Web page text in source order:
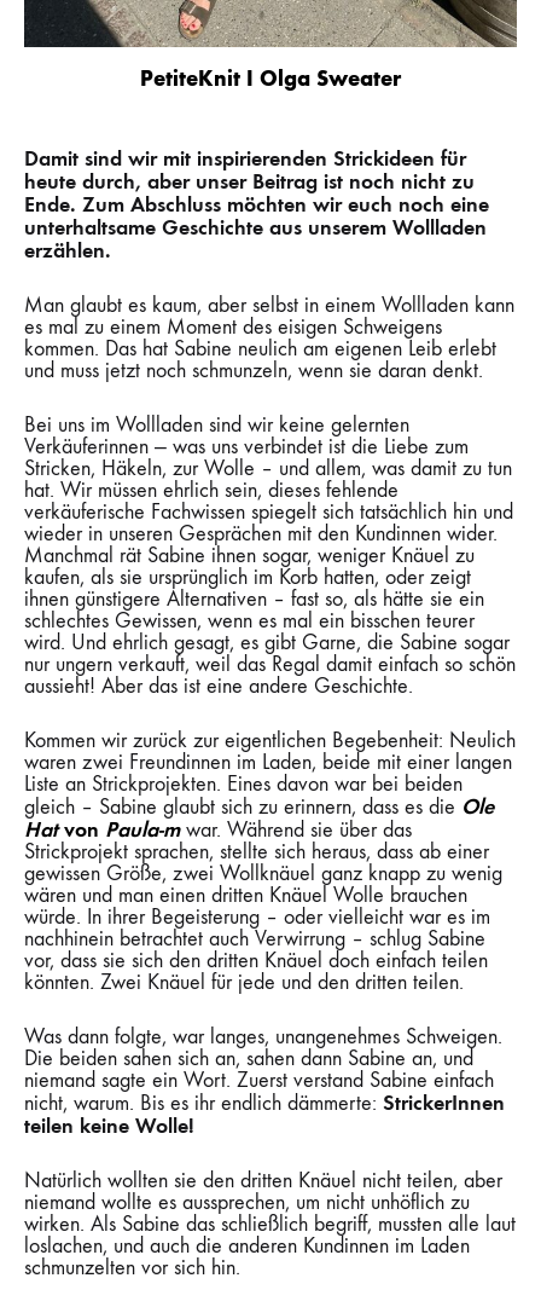
PetiteKnit I Olga Sweater
Damit sind wir mit inspirierenden Strickideen für
heute durch, aber unser Beitrag ist noch nicht zu
Ende. Zum Abschluss möchten wir euch noch eine
unterhaltsame Geschichte aus unserem Wollladen
erzählen.
Man glaubt es kaum, aber selbst in einem Wollladen kann
es mal zu einem Moment des eisigen Schweigens
kommen. Das hat Sabine neulich am eigenen Leib erlebt
und muss jetzt noch schmunzeln, wenn sie daran denkt.
Bei uns im Wollladen sind wir keine gelernten
Verkäuferinnen — was uns verbindet ist die Liebe zum
Stricken, Häkeln, zur Wolle – und allem, was damit zu tun
hat. Wir müssen ehrlich sein, dieses fehlende
verkäuferische Fachwissen spiegelt sich tatsächlich hin und
wieder in unseren Gesprächen mit den Kundinnen wider.
Manchmal rät Sabine ihnen sogar, weniger Knäuel zu
kaufen, als sie ursprünglich im Korb hatten, oder zeigt
ihnen günstigere Alternativen – fast so, als hätte sie ein
schlechtes Gewissen, wenn es mal ein bisschen teurer
wird. Und ehrlich gesagt, es gibt Garne, die Sabine sogar
nur ungern verkauft, weil das Regal damit einfach so schön
aussieht! Aber das ist eine andere Geschichte.
Kommen wir zurück zur eigentlichen Begebenheit: Neulich
waren zwei Freundinnen im Laden, beide mit einer langen
Liste an Strickprojekten. Eines davon war bei beiden
gleich – Sabine glaubt sich zu erinnern, dass es die Ole
Hatvon Paula-mwar. Während sie über das
Strickprojekt sprachen, stellte sich heraus, dass ab einer
gewissen Größe, zwei Wollknäuel ganz knapp zu wenig
wären und man einen dritten Knäuel Wolle brauchen
würde. In ihrer Begeisterung – oder vielleicht war es im
nachhinein betrachtet auch Verwirrung – schlug Sabine
vor, dass sie sich den dritten Knäuel doch einfach teilen
könnten. Zwei Knäuel für jede und den dritten teilen.
Was dann folgte, war langes, unangenehmes Schweigen.
Die beiden sahen sich an, sahen dann Sabine an, und
niemand sagte ein Wort. Zuerst verstand Sabine einfach
nicht, warum. Bis es ihr endlich dämmerte: StrickerInnen
teilen keine Wolle!
Natürlich wollten sie den dritten Knäuel nicht teilen, aber
niemand wollte es aussprechen, um nicht unhöflich zu
wirken. Als Sabine das schließlich begriff, mussten alle laut
loslachen, und auch die anderen Kundinnen im Laden
schmunzelten vor sich hin.